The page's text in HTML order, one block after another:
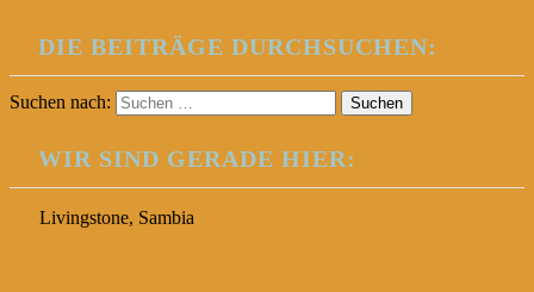
DIE BEITRÄGE DURCHSUCHEN:
Suchen nach:
WIR SIND GERADE HIER:
Livingstone, Sambia